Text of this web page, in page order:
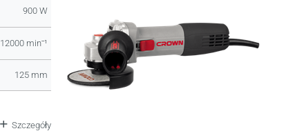
900 W
12000 minˉ¹
125 mm
Szczegóły